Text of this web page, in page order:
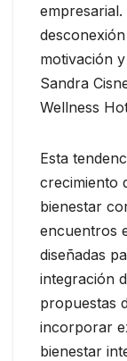
motivación
Sandra
Wellness
Esta
crecimiento
bienestar
encuentros
diseñadas
integración
propuestas
incorporar
bienestar